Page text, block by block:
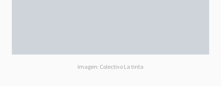
Imagen: Colectivo La tinta